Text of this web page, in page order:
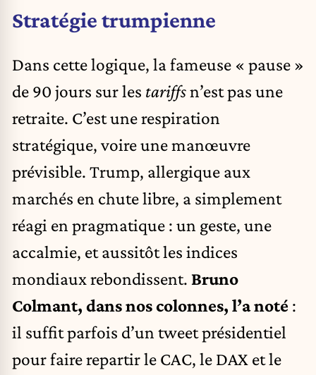
Stratégie trumpienne
Dans cette logique, la fameuse « pause »
de 90 jours sur les tariffsn’est pas une
retraite. C’est une respiration
stratégique, voire une manœuvre
prévisible. Trump, allergique aux
marchés en chute libre, a simplement
réagi en pragmatique : un geste, une
accalmie, et aussitôt les indices
mondiaux rebondissent. Bruno
Colmant, dans nos colonnes, l’a noté :
il suffit parfois d’un tweet présidentiel
pour faire repartir le CAC, le DAX et le